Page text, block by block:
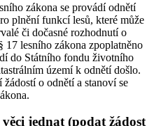
zákona se provádí odnětí
plnění funkcí lesů, které může
či dočasné rozhodnutí o
17 lesního zákona zpoplatněno
do Státního fondu životního
území k odnětí došlo.
o odnětí a stanoví se
jednat (podat žádost